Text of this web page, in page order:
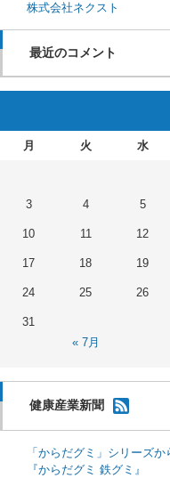
株式会社ネクスト
最近のコメント
月 火 水
3 4 5
10 11 12
17 18 19
24 25 26
31
« 7月
健康産業新聞
「からだグミ」シリーズ
『からだグミ 鉄グミ』